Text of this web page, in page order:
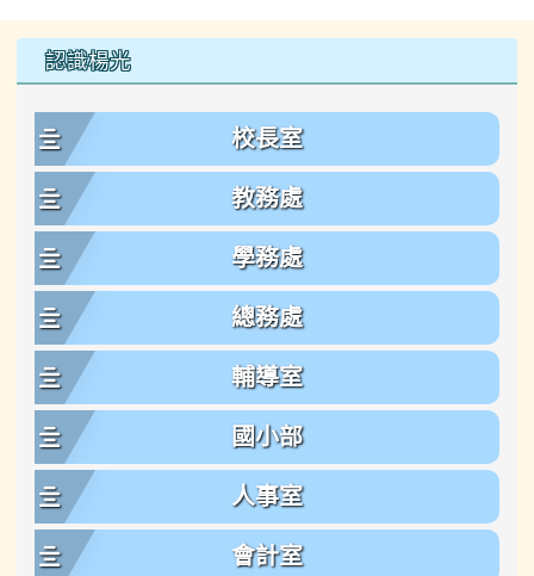
左邊區域內容
認識楊光
校長室
教務處
學務處
總務處
輔導室
國小部
人事室
會計室